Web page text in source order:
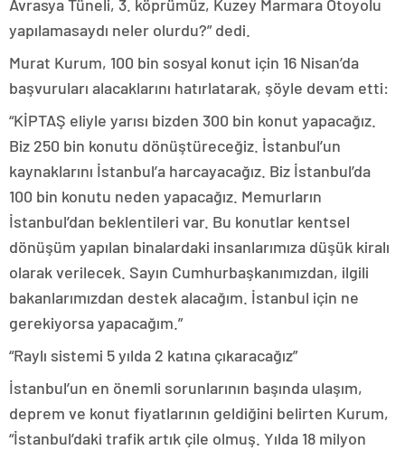
Avrasya Tüneli, 3. köprümüz, Kuzey Marmara Otoyolu
yapılamasaydı neler olurdu?” dedi.
Murat Kurum, 100 bin sosyal konut için 16 Nisan’da
başvuruları alacaklarını hatırlatarak, şöyle devam etti:
“KİPTAŞ eliyle yarısı bizden 300 bin konut yapacağız.
Biz 250 bin konutu dönüştüreceğiz. İstanbul’un
kaynaklarını İstanbul’a harcayacağız. Biz İstanbul’da
100 bin konutu neden yapacağız. Memurların
İstanbul’dan beklentileri var. Bu konutlar kentsel
dönüşüm yapılan binalardaki insanlarımıza düşük kiralı
olarak verilecek. Sayın Cumhurbaşkanımızdan, ilgili
bakanlarımızdan destek alacağım. İstanbul için ne
gerekiyorsa yapacağım.”
“Raylı sistemi 5 yılda 2 katına çıkaracağız”
İstanbul’un en önemli sorunlarının başında ulaşım,
deprem ve konut fiyatlarının geldiğini belirten Kurum,
“İstanbul’daki trafik artık çile olmuş. Yılda 18 milyon